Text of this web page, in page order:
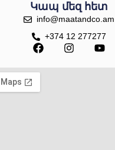
Կապ մեզ հետ
info@maatandco.am
+374 12 277277